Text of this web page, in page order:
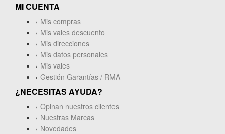
Blackstar
Boesendorfer
Bones Guitars
Boomwhackers
Bose PRO
BOSPHORUS
MI CUENTA
Mis compras
Mis vales descuento
Mis direcciones
Mis datos personales
Mis vales
Gestión Garantías / RMA
¿NECESITAS AYUDA?
Opinan nuestros clientes
Nuestras Marcas
Novedades